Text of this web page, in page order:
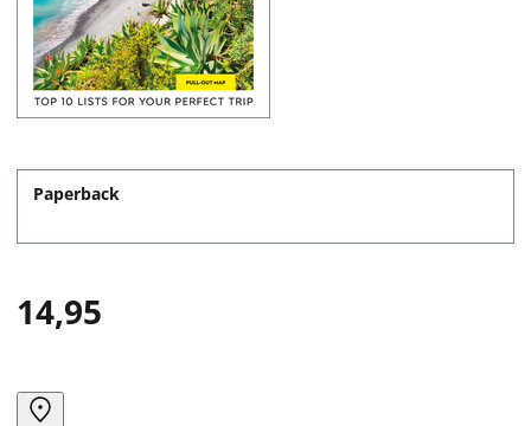
Paperback
14,95